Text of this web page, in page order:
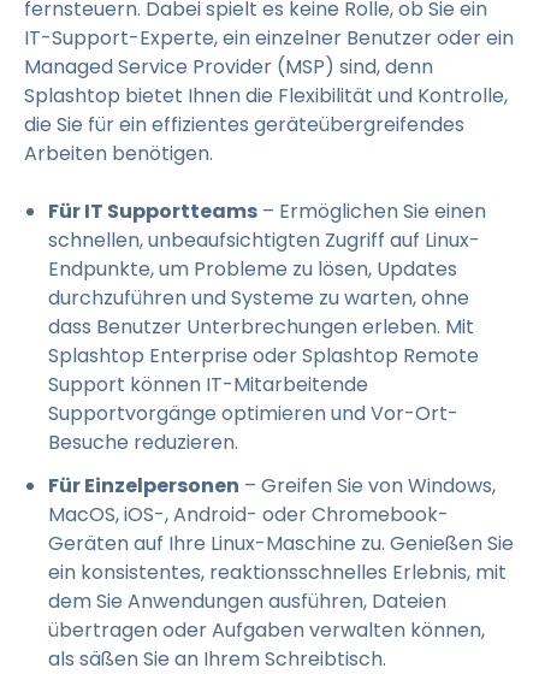
fernsteuern. Dabei spielt es keine Rolle, ob Sie ein
IT-Support-Experte, ein einzelner Benutzer oder ein
Managed Service Provider (MSP) sind, denn
Splashtop bietet Ihnen die Flexibilität und Kontrolle,
die Sie für ein effizientes geräteübergreifendes
Arbeiten benötigen.
Für IT Supportteams – Ermöglichen Sie einen
schnellen, unbeaufsichtigten Zugriff auf Linux-
Endpunkte, um Probleme zu lösen, Updates
durchzuführen und Systeme zu warten, ohne
dass Benutzer Unterbrechungen erleben. Mit
Splashtop Enterprise oder Splashtop Remote
Support können IT-Mitarbeitende
Supportvorgänge optimieren und Vor-Ort-
Besuche reduzieren.
Für Einzelpersonen – Greifen Sie von Windows,
MacOS, iOS-, Android- oder Chromebook-
Geräten auf Ihre Linux-Maschine zu. Genießen Sie
ein konsistentes, reaktionsschnelles Erlebnis, mit
dem Sie Anwendungen ausführen, Dateien
übertragen oder Aufgaben verwalten können,
als säßen Sie an Ihrem Schreibtisch.